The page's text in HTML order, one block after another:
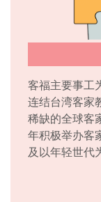
客福主要事工
连结台湾客家
稀缺的全球客
年积极举办客
及以年轻世代